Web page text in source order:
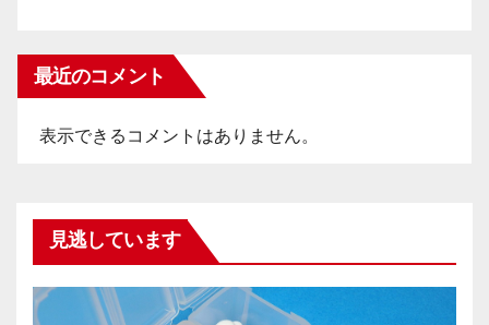
最近のコメント
表示できるコメントはありません。
見逃しています